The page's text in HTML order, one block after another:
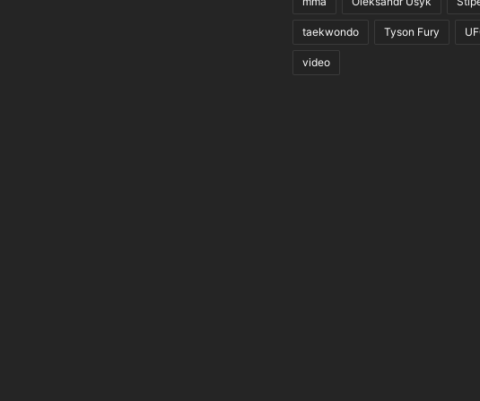
taekwondo Tyson Fury
video